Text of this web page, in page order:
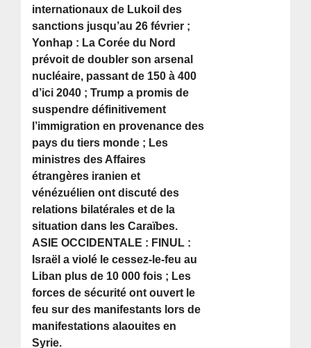
internationaux de Lukoil des
sanctions jusqu’au 26 février ;
Yonhap : La Corée du Nord
prévoit de doubler son arsenal
nucléaire, passant de 150 à 400
d’ici 2040 ; Trump a promis de
suspendre définitivement
l’immigration en provenance des
pays du tiers monde ; Les
ministres des Affaires
étrangères iranien et
vénézuélien ont discuté des
relations bilatérales et de la
situation dans les Caraïbes.
ASIE OCCIDENTALE : FINUL :
Israël a violé le cessez-le-feu au
Liban plus de 10 000 fois ; Les
forces de sécurité ont ouvert le
feu sur des manifestants lors de
manifestations alaouites en
Syrie.